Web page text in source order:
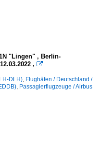
"Lingen" , Berlin-
, 
DLH), Flughäfen / Deutschland /
, Passagierflugzeuge / Airbus